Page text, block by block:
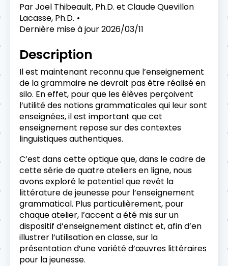
ParJoel Thibeault, Ph.D. et Claude Quevillon
Lacasse, Ph.D.
Dernière mise à jour2026/03/11
Description
Il est maintenant reconnu que l’enseignement
de la grammaire ne devrait pas être réalisé en
silo. En effet, pour que les élèves perçoivent
l’utilité des notions grammaticales qui leur sont
enseignées, il est important que cet
enseignement repose sur des contextes
linguistiques authentiques.
C’est dans cette optique que, dans le cadre de
cette série de quatre ateliers en ligne, nous
avons exploré le potentiel que revêt la
littérature de jeunesse pour l’enseignement
grammatical. Plus particulièrement, pour
chaque atelier, l’accent a été mis sur un
dispositif d’enseignement distinct et, afin d’en
illustrer l’utilisation en classe, sur la
présentation d’une variété d’œuvres littéraires
pour la jeunesse.